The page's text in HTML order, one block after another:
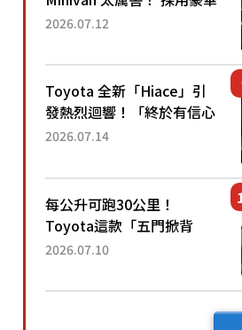
「真皮座椅」與專屬「黑色
公里，兼具優異節能表現與
舒適「三...
2026.07.12
Toyota 全新「Hiace」引
發熱烈迴響！「終於有信心
下訂了！」「哪個等級交車
後竟然還要等「超過半年」
才能交車？...
2026.07.14
每公升可跑30公里！
Toyota這款「五門掀背
車」真的很厲害！ 擁有全
尺寸」，配備全面升級！
2026.07.10